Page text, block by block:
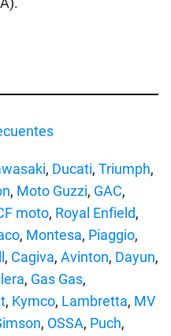
, Ducati, Triumph,
, Moto Guzzi, GAC,
moto, Royal Enfield,
, Montesa, Piaggio,
, Cagiva, Avinton, Dayun,
, Gas Gas,
, Kymco, Lambretta, MV
, OSSA, Puch,